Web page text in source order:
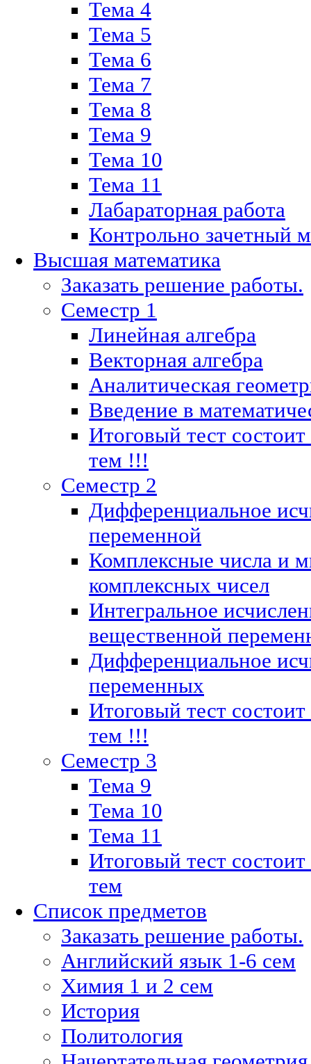
Тема 4
Тема 5
Тема 6
Тема 7
Тема 8
Тема 9
Тема 10
Тема 11
Лабараторная работа
Контрольно зачетный
Высшая математика
Заказать решение работы.
Семестр 1
Линейная алгебра
Векторная алгебра
Аналитическая
Введение в
Итоговый тест
тем !!!
Семестр 2
Дифференциальное
переменной
Комплексные числа и
комплексных чисел
Интегральное
вещественной
Дифференциальное
переменных
Итоговый тест
тем !!!
Семестр 3
Тема 9
Тема 10
Тема 11
Итоговый тест
тем
Список предметов
Заказать решение работы.
Английский язык 1-6 сем
Химия 1 и 2 сем
История
Политология